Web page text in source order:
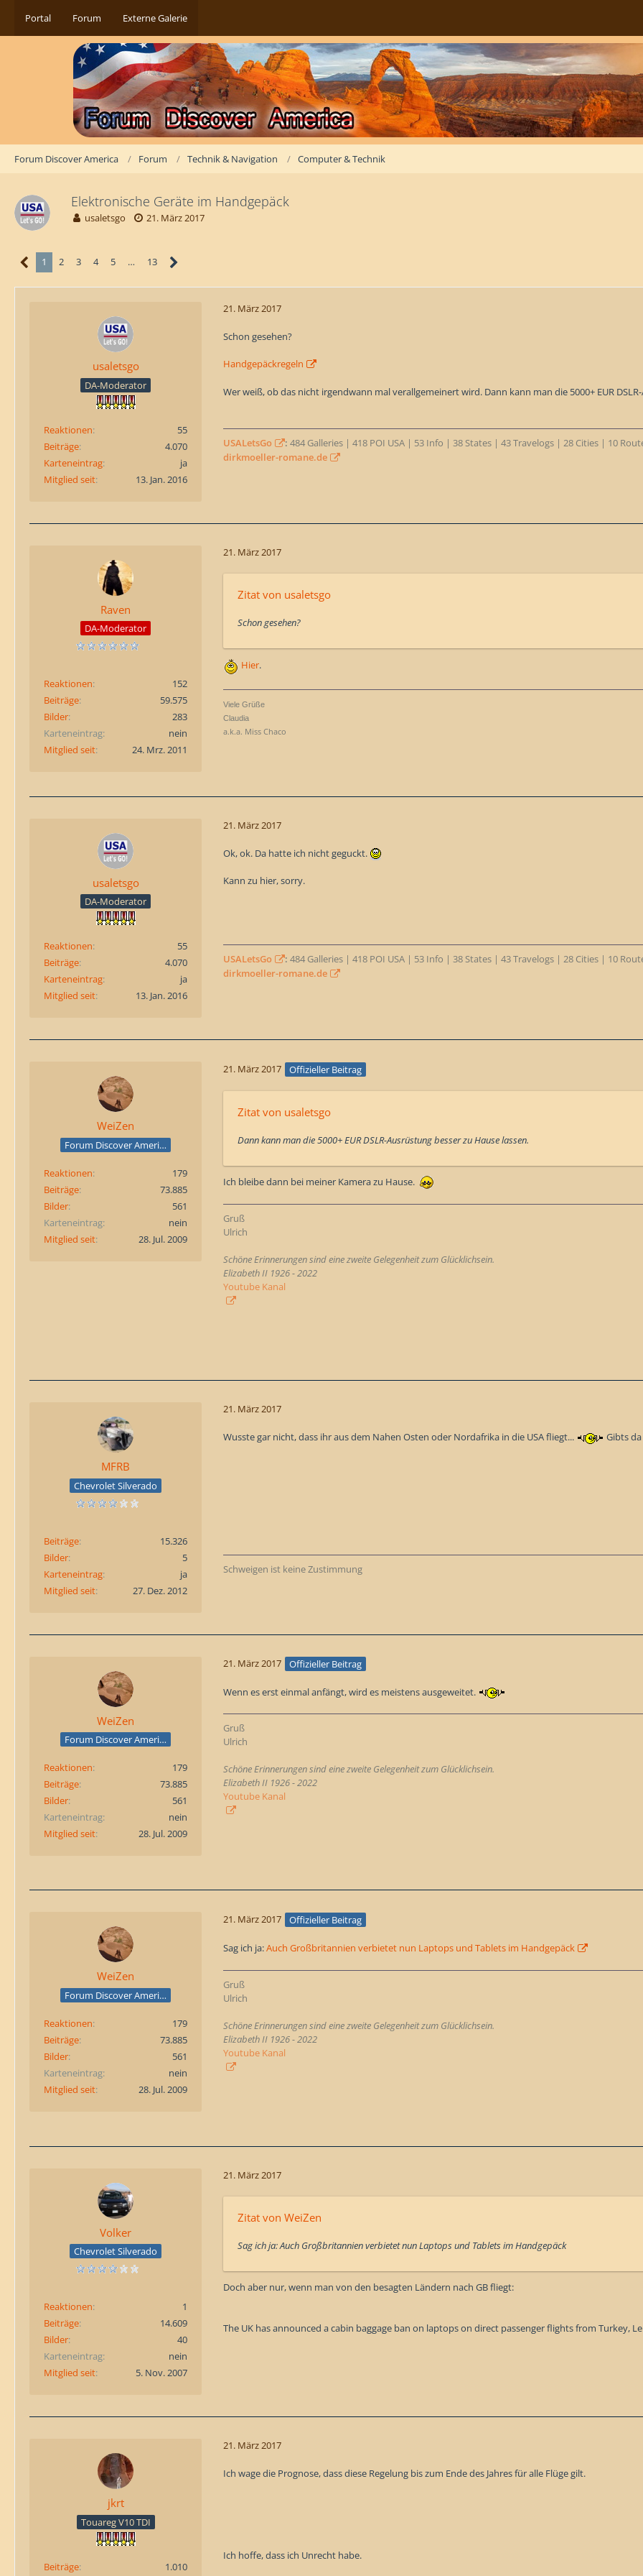
Portal Forum Externe Galerie
Forum Discover America Forum Technik & Navigation Computer & Technik
Elektronische Geräte im Handgepäck
usaletsgo 21. März 2017
1 2 3 4 5 … 13
usaletsgo
DA-Moderator
Reaktionen
55
Beiträge
4.070
Karteneintrag
ja
Mitglied seit
13. Jan. 2016
21. März 2017
Schon gesehen?
Handgepäckregeln
Wer weiß, ob das nicht irgendwann mal verallgemeinert wird. Dann kann man die 5000+ EUR
USALetsGo : 484 Galleries | 418 POI USA | 53 Info | 38 States | 43 Travelogs | 28 Cities | 10
dirkmoeller-romane.de
Raven
DA-Moderator
Reaktionen
152
Beiträge
59.575
Bilder
283
Karteneintrag
nein
Mitglied seit
24. Mrz. 2011
21. März 2017
Zitat von usaletsgo
Schon gesehen?
Hier.
Viele Grüße
Claudia
a.k.a. Miss Chaco
usaletsgo
DA-Moderator
Reaktionen
55
Beiträge
4.070
Karteneintrag
ja
Mitglied seit
13. Jan. 2016
21. März 2017
Ok, ok. Da hatte ich nicht geguckt.
Kann zu hier, sorry.
USALetsGo : 484 Galleries | 418 POI USA | 53 Info | 38 States | 43 Travelogs | 28 Cities | 10
dirkmoeller-romane.de
WeiZen
Forum Discover America
Reaktionen
179
Beiträge
73.885
Bilder
561
Karteneintrag
nein
Mitglied seit
28. Jul. 2009
21. März 2017 Offizieller Beitrag
Zitat von usaletsgo
Dann kann man die 5000+ EUR DSLR-Ausrüstung besser zu Hause lassen.
Ich bleibe dann bei meiner Kamera zu Hause.
Gruß
Ulrich
Schöne Erinnerungen sind eine zweite Gelegenheit zum Glücklichsein.
Elizabeth II 1926 - 2022
Youtube Kanal
MFRB
Chevrolet Silverado
Beiträge
15.326
Bilder
5
Karteneintrag
ja
Mitglied seit
27. Dez. 2012
21. März 2017
Wusste gar nicht, dass ihr aus dem Nahen Osten oder Nordafrika in die USA fliegt... Gibts
Schweigen ist keine Zustimmung
WeiZen
Forum Discover America
Reaktionen
179
Beiträge
73.885
Bilder
561
Karteneintrag
nein
Mitglied seit
28. Jul. 2009
21. März 2017 Offizieller Beitrag
Wenn es erst einmal anfängt, wird es meistens ausgeweitet.
Gruß
Ulrich
Schöne Erinnerungen sind eine zweite Gelegenheit zum Glücklichsein.
Elizabeth II 1926 - 2022
Youtube Kanal
WeiZen
Forum Discover America
Reaktionen
179
Beiträge
73.885
Bilder
561
Karteneintrag
nein
Mitglied seit
28. Jul. 2009
21. März 2017 Offizieller Beitrag
Sag ich ja:Auch Großbritannien verbietet nun Laptops und Tablets im Handgepäck
Gruß
Ulrich
Schöne Erinnerungen sind eine zweite Gelegenheit zum Glücklichsein.
Elizabeth II 1926 - 2022
Youtube Kanal
Volker
Chevrolet Silverado
Reaktionen
1
Beiträge
14.609
Bilder
40
Karteneintrag
nein
Mitglied seit
5. Nov. 2007
21. März 2017
Zitat von WeiZen
Sag ich ja: Auch Großbritannien verbietet nun Laptops und Tablets im Handgepäck
Doch aber nur, wenn man von den besagten Ländern nach GB fliegt:
The UK has announced a cabin baggage ban on laptops on direct passenger flights from Turkey,
jkrt
Touareg V10 TDI
Beiträge 1.010
21. März 2017
Ich wage die Prognose, dass diese Regelung bis zum Ende des Jahres für alle Flüge gilt.
Ich hoffe, dass ich Unrecht habe.